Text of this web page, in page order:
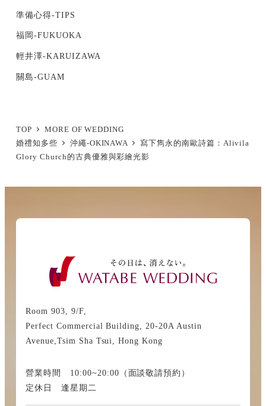
準備心得-TIPS
福岡-FUKUOKA
輕井澤-KARUIZAWA
關島-GUAM
TOP
MORE OF WEDDING
婚禮知多些
沖繩-OKINAWA
寫下雋永的南歐詩篇：Alivila
Glory Church的古典優雅與彩繪光影
Room 903, 9/F,
Perfect Commercial Building, 20-20A Austin
Avenue,Tsim Sha Tsui, Hong Kong
營業時間 10:00~20:00（面談敬請預約）
定休日 逢星期二